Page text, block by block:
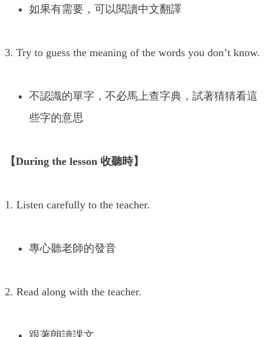
如果有需要，可以閱讀中文翻譯
3. Try to guess the meaning of the words you don’t know.
不認識的單字，不必馬上查字典，試著猜猜看這
些字的意思
【During the lesson 收聽時】
1. Listen carefully to the teacher.
專心聽老師的發音
2. Read along with the teacher.